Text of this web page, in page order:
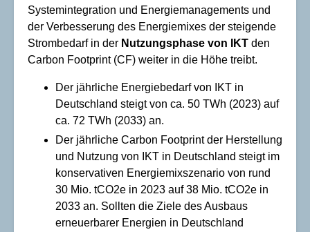
Systemintegration und Energiemanagements und
der Verbesserung des Energiemixes der steigende
Strombedarf in der Nutzungsphase von IKT den
Carbon Footprint (CF) weiter in die Höhe treibt.
Der jährliche Energiebedarf von IKT in
Deutschland steigt von ca. 50 TWh (2023) auf
ca. 72 TWh (2033) an.
Der jährliche Carbon Footprint der Herstellung
und Nutzung von IKT in Deutschland steigt im
konservativen Energiemixszenario von rund
30 Mio. tCO2e in 2023 auf 38 Mio. tCO2e in
2033 an. Sollten die Ziele des Ausbaus
erneuerbarer Energien in Deutschland